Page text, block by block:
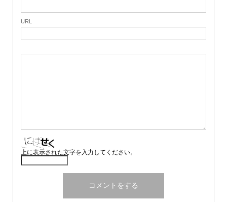
URL
上に表示された文字を入力してください。